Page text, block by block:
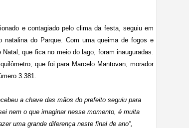
e contagiado pelo clima da festa, seguiu em
natalina do Parque. Com uma queima de fogos e
que fica no meio do lago, foram inauguradas.
que foi para Marcelo Mantovan, morador
3.381.
a chave das mãos do prefeito seguiu para
nem o que imaginar nesse momento, é muita
uma grande diferença neste final de ano”,